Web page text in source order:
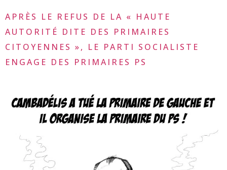
APRÈS LE REFUS DE LA « HAUTE
AUTORITÉ DITE DES PRIMAIRES
CITOYENNES », LE PARTI SOCIALISTE
ENGAGE DES PRIMAIRES PS